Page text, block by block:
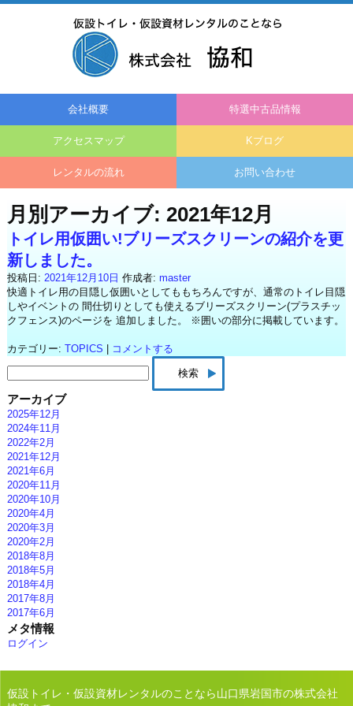
会社概要 特選中古品情報
アクセスマップ Kブログ
レンタルの流れ お問い合わせ
月別アーカイブ: 2021年12月
トイレ用仮囲い!ブリーズスクリーンの紹介を更
新しました。
投稿日: 2021年12月10日 作成者: master
快適トイレ用の目隠し仮囲いとしてももちろんですが、通常のトイレ目隠
しやイベントの 間仕切りとしても使えるブリーズスクリーン(プラスチッ
クフェンス)のページを 追加しました。 ※囲いの部分に掲載しています。
カテゴリー: TOPICS
コメントする
アーカイブ
2025年12月
2024年11月
2022年2月
2021年12月
2021年6月
2020年11月
2020年10月
2020年4月
2020年3月
2020年2月
2018年8月
2018年5月
2018年4月
2017年8月
2017年6月
メタ情報
ログイン
仮設トイレ・仮設資材レンタルのことなら山口県岩国市の株式会社